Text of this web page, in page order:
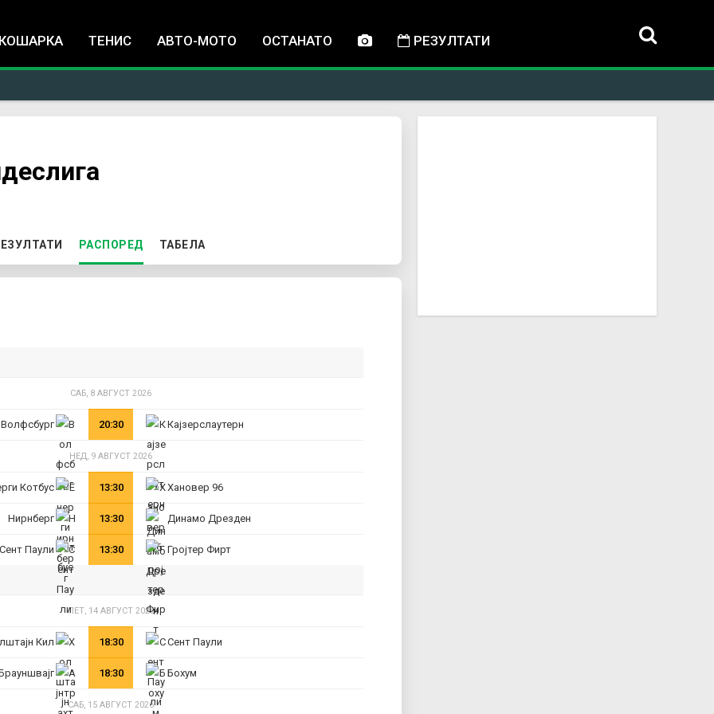
КОШАРКА ТЕНИС АВТО-МОТО ОСТАНАТО РЕЗУЛТАТИ
РАСПОРЕД (ACTIVE TAB)
ТАБЕЛА
САБ, 8 АВГУСТ 2026
Волфсбург 20:30 Кајзерслаутерн
НЕД, 9 АВГУСТ 2026
Котбус 13:30 Хановер 96
Нирнберг 13:30 Динамо Дрезден
Сент Паули 13:30 Гројтер Фирт
ПЕТ, 14 АВГУСТ 2026
Кил 18:30 Сент Паули
18:30 Бохум
САБ, 15 АВГУСТ 2026